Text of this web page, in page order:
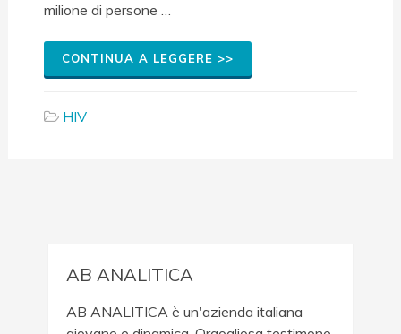
milione di persone …
CONTINUA A LEGGERE >>
HIV
AB ANALITICA
AB ANALITICA è un'azienda italiana